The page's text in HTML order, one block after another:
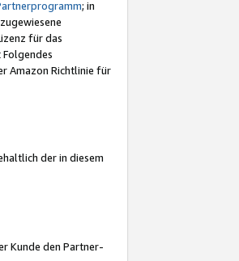
; in
für das
Amazon Richtlinie für
der in diesem
Kunde den Partner-